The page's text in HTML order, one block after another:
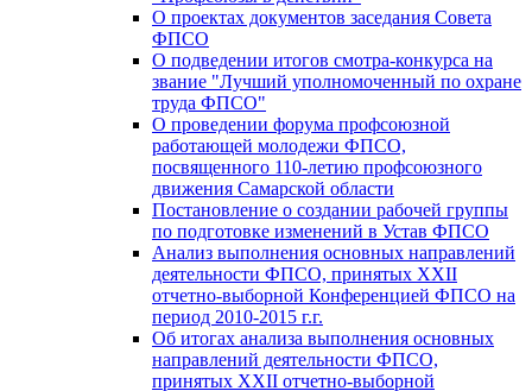
О проектах документов заседания Совета
ФПСО
О подведении итогов смотра-конкурса на
звание "Лучший уполномоченный по охране
труда ФПСО"
О проведении форума профсоюзной
работающей молодежи ФПСО,
посвященного 110-летию профсоюзного
движения Самарской области
Постановление о создании рабочей группы
по подготовке изменений в Устав ФПСО
Анализ выполнения основных направлений
деятельности ФПСО, принятых XXII
отчетно-выборной Конференцией ФПСО на
период 2010-2015 г.г.
Об итогах анализа выполнения основных
направлений деятельности ФПСО,
принятых XXII отчетно-выборной